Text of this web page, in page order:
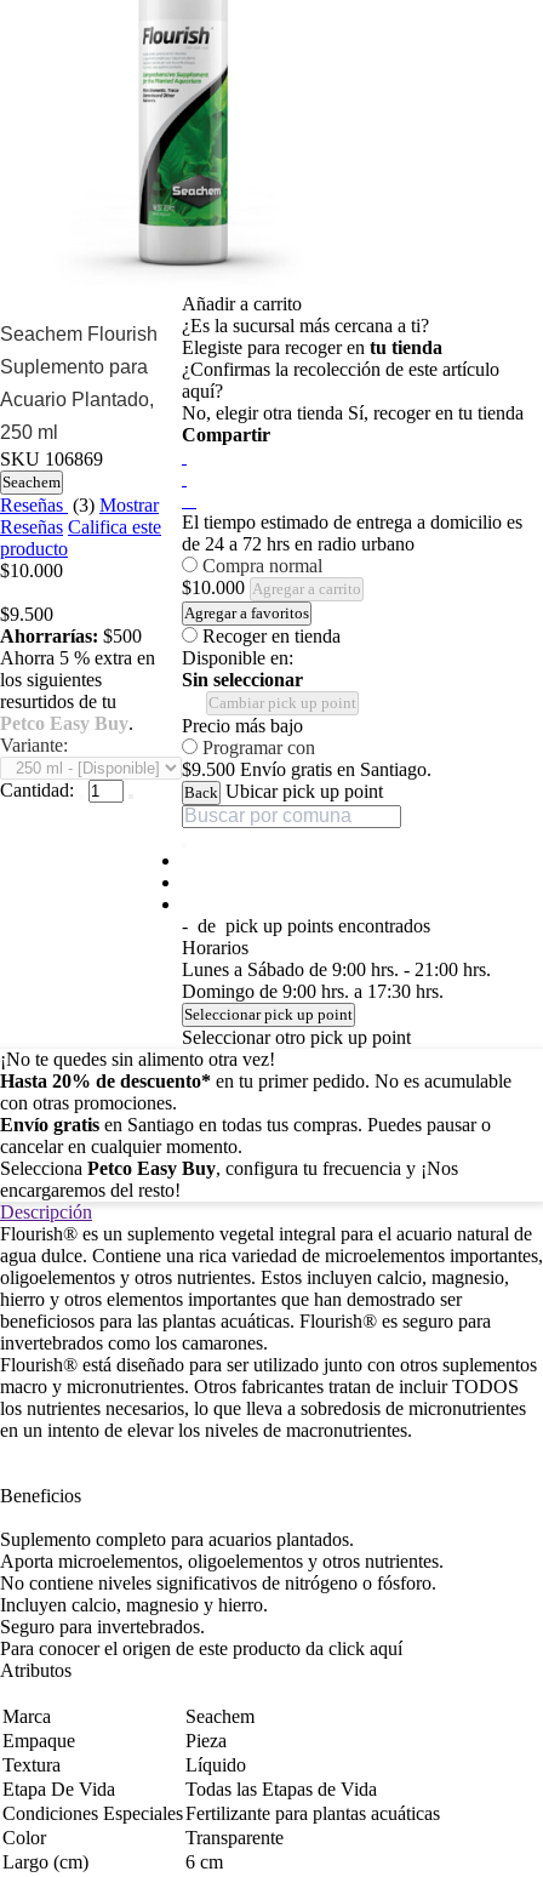
Seachem Flourish
Suplemento para
Acuario Plantado,
250 ml
SKU 106869
Seachem
Reseñas (3) Mostrar
Reseñas Califica este
producto
$10.000
$9.500
Ahorrarías: $500
Ahorra 5 % extra en
los siguientes
resurtidos de tu
Petco Easy Buy.
Variante:
Cantidad:
Añadir a carrito
¿Es la sucursal más cercana a ti?
Elegiste para recoger en tu tienda
¿Confirmas la recolección de este artículo
aquí?
No, elegir otra tienda Sí, recoger en tu tienda
Compartir
El tiempo estimado de entrega a domicilio es
de 24 a 72 hrs en radio urbano
Compra normal
$10.000 Agregar a carrito
Agregar a favoritos
Recoger en tienda
Disponible en:
Sin seleccionar
Cambiar pick up point
Precio más bajo
Programar con
$9.500 Envío gratis en Santiago.
Back Ubicar pick up point
- de pick up points encontrados
Horarios
Lunes a Sábado de 9:00 hrs. - 21:00 hrs.
Domingo de 9:00 hrs. a 17:30 hrs.
Seleccionar pick up point
Seleccionar otro pick up point
¡No te quedes sin alimento otra vez!
Hasta 20% de descuento* en tu primer pedido. No es acumulable
con otras promociones.
Envío gratis en Santiago en todas tus compras. Puedes pausar o
cancelar en cualquier momento.
Selecciona Petco Easy Buy, configura tu frecuencia y ¡Nos
encargaremos del resto!
Descripción
Flourish® es un suplemento vegetal integral para el acuario natural de
agua dulce. Contiene una rica variedad de microelementos importantes,
oligoelementos y otros nutrientes. Estos incluyen calcio, magnesio,
hierro y otros elementos importantes que han demostrado ser
beneficiosos para las plantas acuáticas. Flourish® es seguro para
invertebrados como los camarones.
Flourish® está diseñado para ser utilizado junto con otros suplementos
macro y micronutrientes. Otros fabricantes tratan de incluir TODOS
los nutrientes necesarios, lo que lleva a sobredosis de micronutrientes
en un intento de elevar los niveles de macronutrientes.
Beneficios
Suplemento completo para acuarios plantados.
Aporta microelementos, oligoelementos y otros nutrientes.
No contiene niveles significativos de nitrógeno o fósforo.
Incluyen calcio, magnesio y hierro.
Seguro para invertebrados.
Para conocer el origen de este producto da click aquí
Atributos
Marca
Seachem
Empaque
Pieza
Textura
Líquido
Etapa De Vida
Todas las Etapas de Vida
Condiciones EspecialesFertilizante para plantas acuáticas
Color
Transparente
Largo (cm)
6 cm